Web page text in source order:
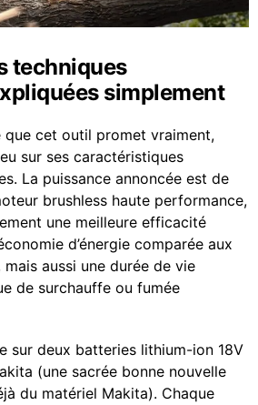
techniques
simplement
que cet outil promet vraiment,
sur ses caractéristiques
La puissance annoncée est de
brushless haute performance,
une meilleure efficacité
d’énergie comparée aux
aussi une durée de vie
de surchauffe ou fumée
sur deux batteries lithium-ion 18V
(une sacrée bonne nouvelle
du matériel Makita). Chaque